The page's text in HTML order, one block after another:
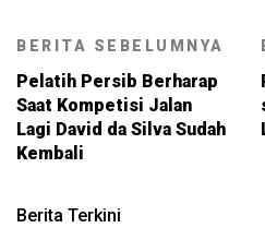
BERITA SEBELUMNYA
Pelatih Persib Berharap
Saat Kompetisi Jalan
Lagi David da Silva Sudah
Kembali
Berita Terkini